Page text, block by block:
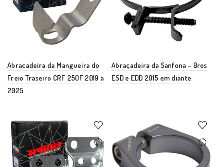
Abracadeira da Mangueira do
Freio Traseiro CRF 250F 2019 a
2025
Abraçadeira da Sanfona – Bros
ESD e EDD 2015 em diante